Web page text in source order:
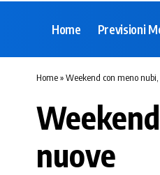
Home Previsioni
Home»Weekend con meno
nuove